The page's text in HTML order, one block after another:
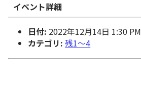
イベント詳細
日付: 2022年12月14日 1:30 PM
カテゴリ: 残1〜4